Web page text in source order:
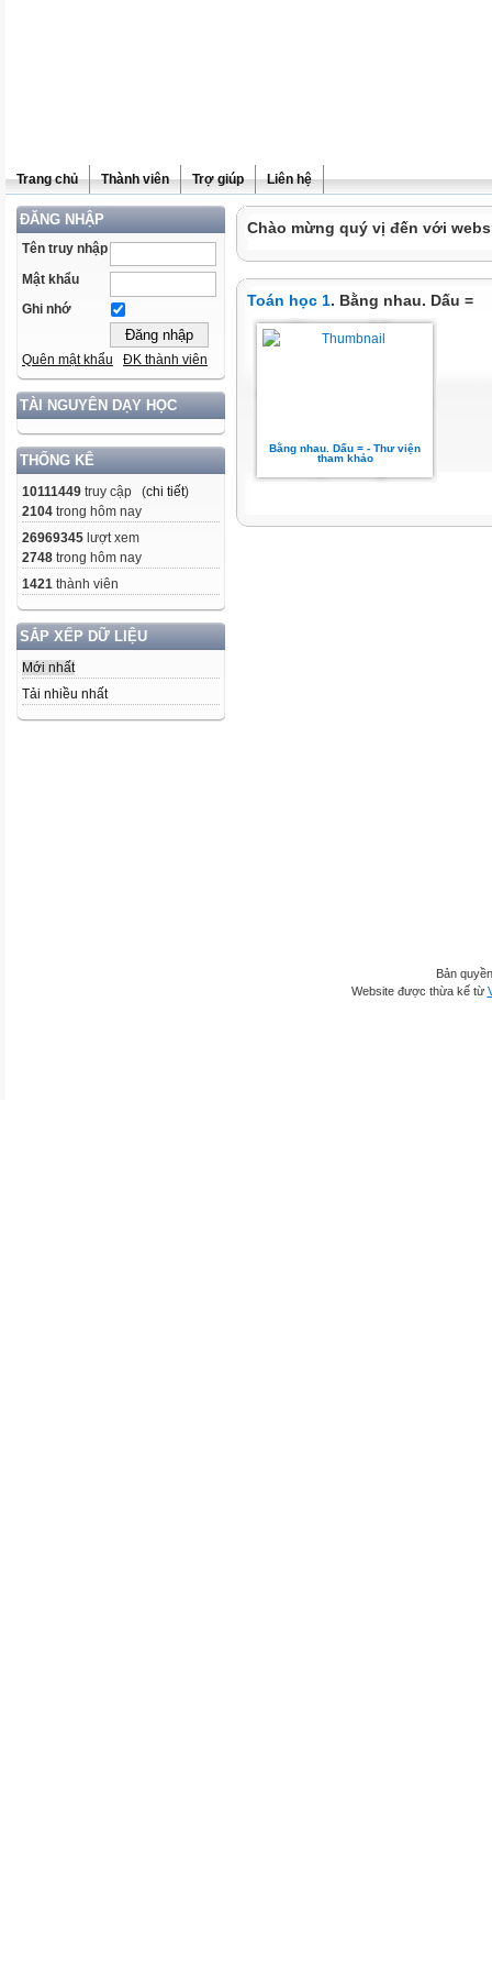
Trang chủ Thành viên Trợ giúp Liên hệ
ĐĂNG NHẬP
Tên truy nhập
Mật khẩu
Ghi nhớ
Quên mật khẩu ĐK thành viên
TÀI NGUYÊN DẠY HỌC
THỐNG KÊ
10111449 truy cập (chi tiết)
2104 trong hôm nay
26969345 lượt xem
2748 trong hôm nay
1421 thành viên
SẮP XẾP DỮ LIỆU
Mới nhất
Tải nhiều nhất
Chào mừng quý vị đến với
Toán học 1. Bằng nhau. Dấu =
Bằng nhau. Dấu = - Thư viện
tham khảo
Bản
Website được thừa kế từ